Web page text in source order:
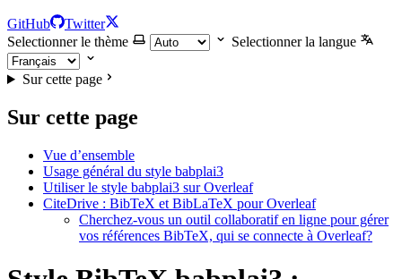
GitHub
Twitter
Selectionner le thème
Selectionner la langue
Sur cette page
Sur cette page
Vue d’ensemble
Usage général du style babplai3
Utiliser le style babplai3 sur Overleaf
CiteDrive : BibTeX et BibLaTeX pour Overleaf
Cherchez-vous un outil collaboratif en ligne pour gérer
vos références BibTeX, qui se connecte à Overleaf?